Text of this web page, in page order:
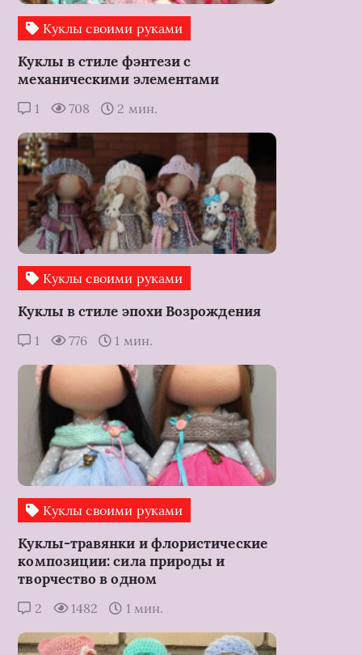
Куклы своими руками
Куклы в стиле фэнтези с
механическими элементами
1 708 2 мин.
Куклы своими руками
Куклы в стиле эпохи Возрождения
1 776 1 мин.
Куклы своими руками
Куклы-травянки и флористические
композиции: сила природы и
творчество в одном
2 1482 1 мин.